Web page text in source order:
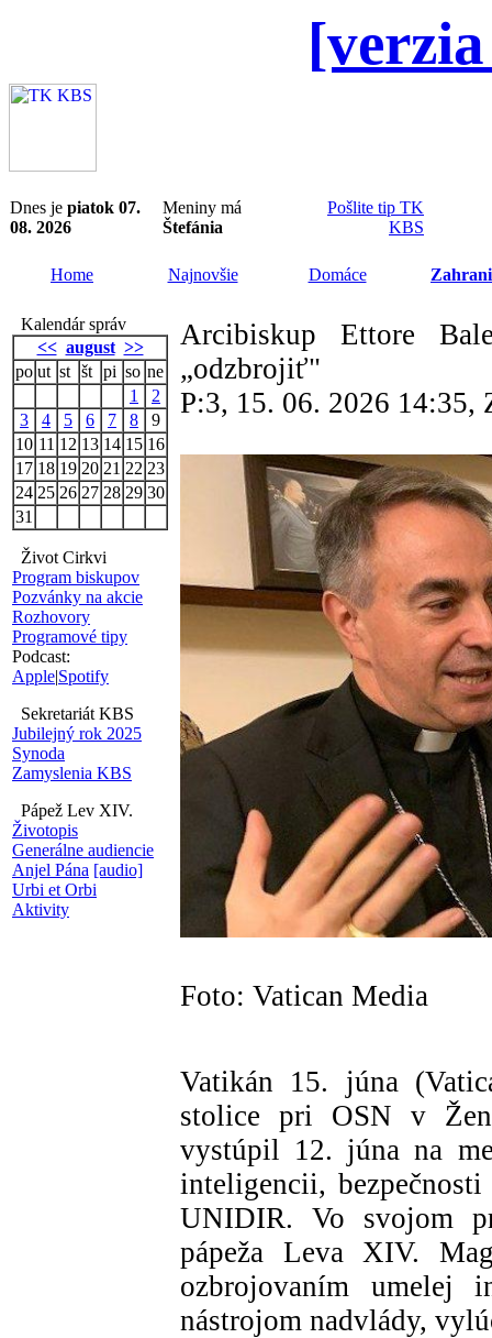
Dnes je piatok 07.
08. 2026
Meniny má
Štefánia
Pošlite tip TK
KBS
Home Najnovšie Domáce
Kalendár správ
<< august >>
po ut st št pi so ne
1
2
3
4 5 6 7 8
9
10 11 12 13 14 15 16
17 18 19 20 21 22 23
24 25 26 27 28 29 30
31
Život Cirkvi
Program biskupov
Pozvánky na akcie
Rozhovory
Programové tipy
Podcast:
Apple|Spotify
Sekretariát KBS
Jubilejný rok 2025
Synoda
Zamyslenia KBS
Pápež Lev XIV.
Životopis
Generálne audiencie
Anjel Pána [audio]
Urbi et Orbi
Aktivity
Arcibiskup Ettore
„odzbrojiť"
P:3, 15. 06. 2026 14:35,
Foto: Vatican Media
Vatikán 15. júna
stolice pri OSN v
vystúpil 12. júna na
inteligencii,
UNIDIR. Vo svojom
pápeža Leva XIV.
ozbrojovaním umelej
nástrojom nadvlády,